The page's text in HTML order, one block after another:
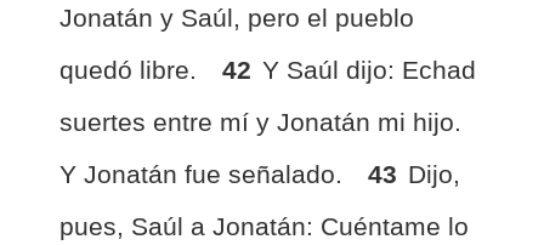
Jonatán y Saúl, pero el pueblo
quedó libre.
42 Y Saúl dijo: Echad
suertes entre mí y Jonatán mi hijo.
Y Jonatán fue señalado.
43 Dijo,
pues, Saúl a Jonatán: Cuéntame lo